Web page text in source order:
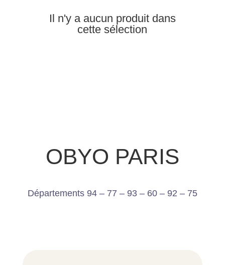
Il n'y a aucun produit dans
cette sélection
OBYO PARIS
Départements 94 – 77 – 93 – 60 – 92 – 75